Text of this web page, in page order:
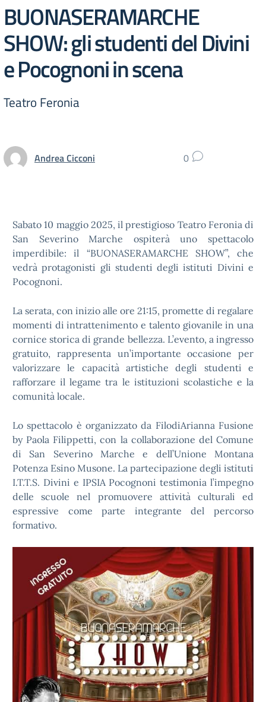
BUONASERAMARCHE
SHOW: gli studenti del Divini
e Pocognoni in scena
Teatro Feronia
Andrea Cicconi 0
Sabato 10 maggio 2025, il prestigioso Teatro Feronia di
San Severino Marche ospiterà uno spettacolo
imperdibile: il “BUONASERAMARCHE SHOW”, che
vedrà protagonisti gli studenti degli istituti Divini e
Pocognoni.
La serata, con inizio alle ore 21:15, promette di regalare
momenti di intrattenimento e talento giovanile in una
cornice storica di grande bellezza. L’evento, a ingresso
gratuito, rappresenta un’importante occasione per
valorizzare le capacità artistiche degli studenti e
rafforzare il legame tra le istituzioni scolastiche e la
comunità locale.
Lo spettacolo è organizzato da FilodiArianna Fusione
by Paola Filippetti, con la collaborazione del Comune
di San Severino Marche e dell’Unione Montana
Potenza Esino Musone. La partecipazione degli istituti
I.T.T.S. Divini e IPSIA Pocognoni testimonia l’impegno
delle scuole nel promuovere attività culturali ed
espressive come parte integrante del percorso
formativo.